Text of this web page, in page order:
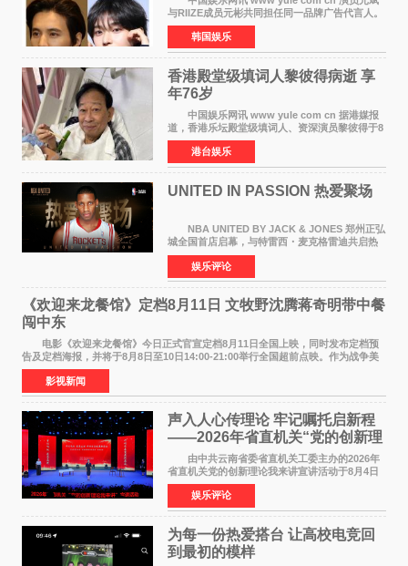
与RIIZE成员元彬共同担任同一品牌广告代言人。
6日据独家报道，继演员元斌之后，RIIZE元彬最
近也被选为某在线中介平台A公司的共同广告代言
人，两人将作
韩国娱乐
香港殿堂级填词人黎彼得病逝 享
年76岁​
中国娱乐网讯 www yule com cn 据港媒报
道，香港乐坛殿堂级填词人、资深演员黎彼得于8
月5日上午因病离世，终年76岁。好友钟志光透
露，黎彼得今年3月中风后便卧床休养，身体机能
持续衰退，最
港台娱乐
UNITED IN PASSION 热爱聚场
NBA UNITED BY JACK & JONES 郑州正弘
城全国首店启幕，与特雷西・麦克格雷迪共启热
爱 2026 年7 月21 日，
NBAUNITEDBYJACK&JONES 全国首店，于郑
州正弘城正式启幕。NBA 传奇球星
娱乐评论
《欢迎来龙餐馆》定档8月11日 文牧野沈腾蒋奇明带中餐
闯中东
电影《欢迎来龙餐馆》今日正式官宣定档8月11日全国上映，同时发布定档预
告及定档海报，并将于8月8日至10日14:00-21:00举行全国超前点映。作为战争美
食大片，影片讲述的是中国厨师徐福（沈腾
影视新闻
声入人心传理论 牢记嘱托启新程
——2026年省直机关“党的创新理
论我来讲”宣讲活动圆满落幕
由中共云南省委省直机关工委主办的2026年
省直机关党的创新理论我来讲宣讲活动于8月4日
至5日在昆明举办。活动以 "牢记嘱托 感恩奋进
开创云南发展新局面 "为主题，坚持以新时代中国
特色社会主义
娱乐评论
为每一份热爱搭台 让高校电竞回
到最初的模样